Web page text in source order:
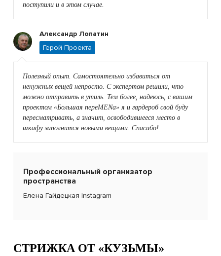
поступили и в этом случае.
Александр Лопатин
Герой Проекта
Полезный опыт. Самостоятельно избавиться от
ненужных вещей непросто. С экспертом решили, что
можно отправить в утиль. Тем более, надеюсь, с вашим
проектом «Большая переMENа» я и гардероб свой буду
пересматривать, а значит, освободившееся место в
шкафу заполнится новыми вещами. Спасибо!
Профессиональный организатор
пространства
Елена Гайдецкая Instagram
СТРИЖКА ОТ «КУЗЬМЫ»